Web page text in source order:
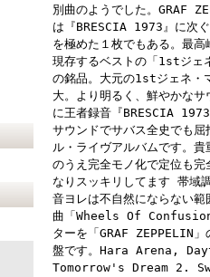
別曲のようでした。GRAF
は『BRESCIA 1973』に次
を極めた１枚でもある。最
現存するベストの「1stジェ
の銘品。大元の1stジェネ・
大。より明るく、鮮やかな
に王者録音『BRESCIA
サウンドでサバス全史でも
ル・ライヴアルバムです。
のうえ完全モノ化で定位も
なりスッキリしてます 帯
音ヨレは不自然にならない
曲「Wheels Of Confusion
ターを「GRAF ZEPPELIN
盤です。Hara Arena,
Tomorrow's Dream 2.